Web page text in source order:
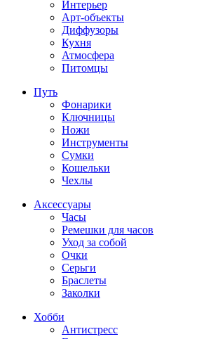
Интерьер
Арт-объекты
Диффузоры
Кухня
Атмосфера
Питомцы
Путь
Фонарики
Ключницы
Ножи
Инструменты
Сумки
Кошельки
Чехлы
Аксессуары
Часы
Ремешки для часов
Уход за собой
Очки
Серьги
Браслеты
Заколки
Хобби
Антистресс